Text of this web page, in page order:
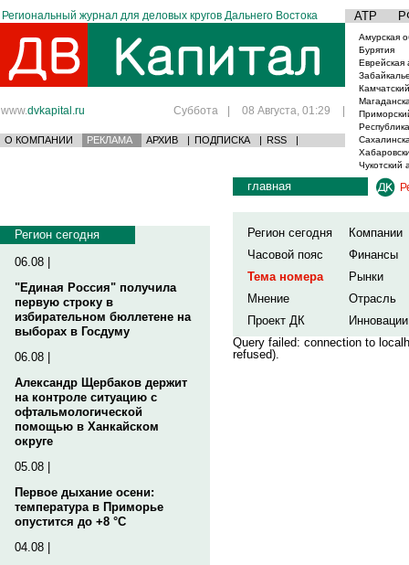
Региональный журнал для деловых кругов Дальнего Востока АТР
www.dvkapital.ru Суббота | 08 Августа, 01:29 |
О КОМПАНИИ РЕКЛАМА АРХИВ | ПОДПИСКА | RSS |
Амурская
Бурятия
Еврейская
Чукотский
Регион сегодня
06.08 |
"Единая Россия" получила
первую строку в
избирательном бюллетене на
выборах в Госдуму
06.08 |
Александр Щербаков держит
на контроле ситуацию с
офтальмологической
помощью в Ханкайском
округе
05.08 |
Первое дыхание осени:
температура в Приморье
опустится до +8 °C
04.08 |
главная
Регион сегодня
Компании
Часовой пояс
Финансы
Тема номера
Рынки
Мнение
Отрасль
Проект ДК
Инновации
Query failed: connection to
refused).